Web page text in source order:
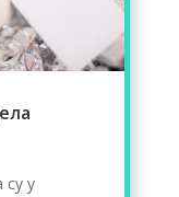
су у